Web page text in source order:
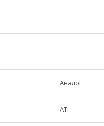
Аналог
AT